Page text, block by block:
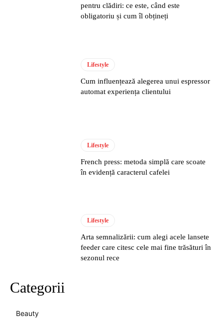
pentru clădiri: ce este, când este
obligatoriu și cum îl obțineți
Lifestyle
Cum influențează alegerea unui espressor
automat experiența clientului
Lifestyle
French press: metoda simplă care scoate
în evidență caracterul cafelei
Lifestyle
Arta semnalizării: cum alegi acele lansete
feeder care citesc cele mai fine trăsături în
sezonul rece
Categorii
Beauty